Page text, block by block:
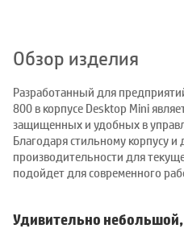
Обзор изделия
Разработанный для
800 в корпусе Desktop Mini
защищенных и удобных в
Благодаря стильному корпусу и
производительности для
подойдет для современного
Удивительно